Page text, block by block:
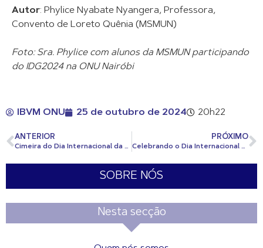
Autor: Phylice Nyabate Nyangera, Professora,
Convento de Loreto Quênia (MSMUN)
Foto: Sra. Phylice com alunos da MSMUN participando
do IDG2024 na ONU Nairóbi
IBVM ONU 25 de outubro de 2024 20h22
ANTERIOR
Cimeira do Dia Internacional da Rapariga 2024
PRÓXIMO
Celebrando o Dia Internacional da Menina no Convento de Loreto Msongari
SOBRE NÓS
Nesta secção